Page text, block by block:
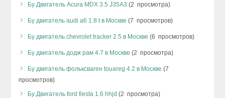
Бу Двигатель Acura MDX 3.5 J35A3 (2 просмотра)
Бу двигатель audi а6 1.8 t в Москве (7 просмотров)
Бу двигатель chevrolet tracker 2.5 в Москве (6 просмотров)
Бу двигатель додж рам 4.7 в Москве (2 просмотра)
Бу двигатель фольксваген touareg 4.2 в Москве (7
просмотров)
Бу Двигатель ford fiesta 1.6 hhjd (2 просмотра)